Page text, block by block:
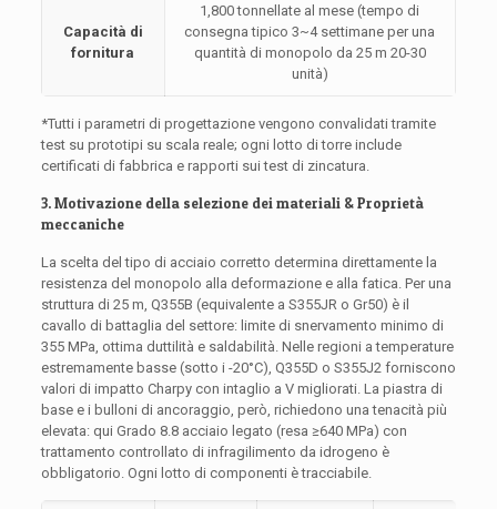
Capacità di
fornitura
1,800 tonnellate al mese (tempo di
consegna tipico 3~4 settimane per una
quantità di monopolo da 25 m 20-30
unità)
*Tutti i parametri di progettazione vengono convalidati tramite
test su prototipi su scala reale; ogni lotto di torre include
certificati di fabbrica e rapporti sui test di zincatura.
3. Motivazione della selezione dei materiali & Proprietà
meccaniche
La scelta del tipo di acciaio corretto determina direttamente la
resistenza del monopolo alla deformazione e alla fatica. Per una
struttura di 25 m, Q355B (equivalente a S355JR o Gr50) è il
cavallo di battaglia del settore: limite di snervamento minimo di
355 MPa, ottima duttilità e saldabilità. Nelle regioni a temperature
estremamente basse (sotto i -20°C), Q355D o S355J2 forniscono
valori di impatto Charpy con intaglio a V migliorati. La piastra di
base e i bulloni di ancoraggio, però, richiedono una tenacità più
elevata: qui Grado 8.8 acciaio legato (resa ≥640 MPa) con
trattamento controllato di infragilimento da idrogeno è
obbligatorio. Ogni lotto di componenti è tracciabile.